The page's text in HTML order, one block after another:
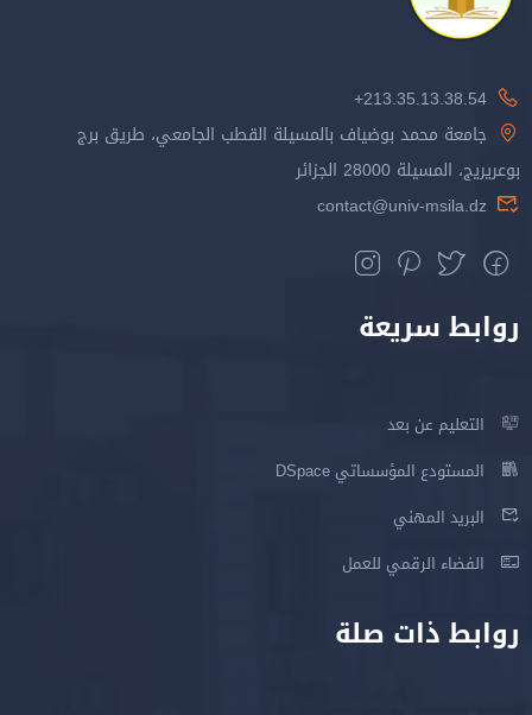
213.35.13.38.54+
جامعة محمد بوضياف بالمسيلة القطب الجامعي، طريق برج
بوعريريج، المسيلة 28000 الجزائر
contact@univ-msila.dz
روابط سريعة
التعليم عن بعد
المستودع المؤسساتي DSpace
البريد المهني
الفضاء الرقمي للعمل
روابط ذات صلة